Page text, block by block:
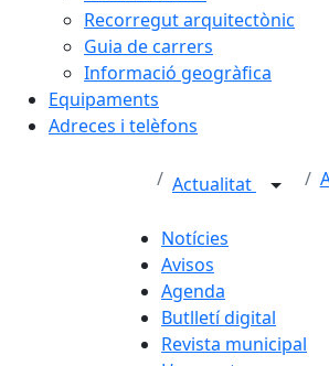
Recorregut arquitectònic
Guia de carrers
Informació geogràfica
Equipaments
Adreces i telèfons
Actualitat
Notícies
Avisos
Agenda
Butlletí digital
Revista municipal